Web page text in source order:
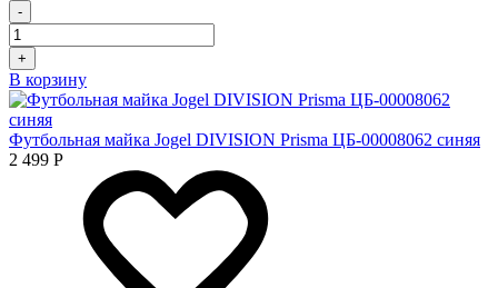
-
+
В корзину
Футбольная майка Jogel DIVISION Prisma ЦБ-00008062 синяя
2 499 Р